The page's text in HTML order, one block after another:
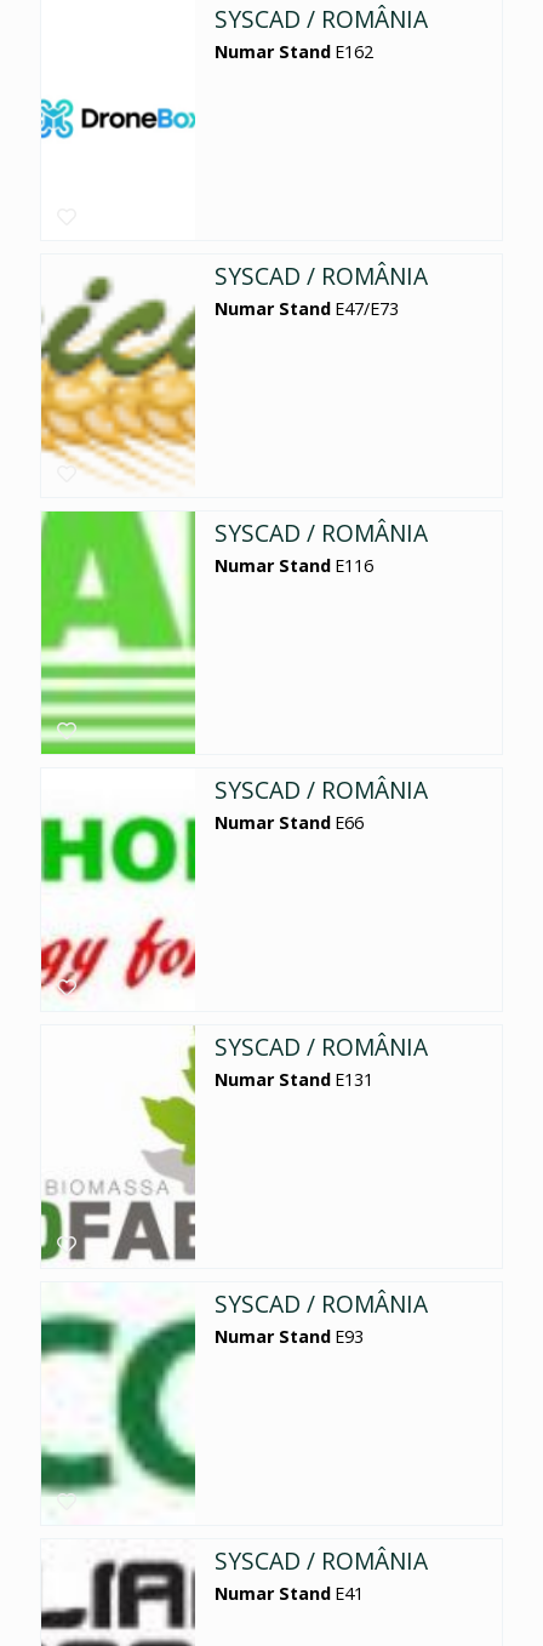
SYSCAD / ROMÂNIA
Numar Stand E162
SYSCAD / ROMÂNIA
Numar Stand E47/E73
SYSCAD / ROMÂNIA
Numar Stand E116
SYSCAD / ROMÂNIA
Numar Stand E66
SYSCAD / ROMÂNIA
Numar Stand E131
SYSCAD / ROMÂNIA
Numar Stand E93
SYSCAD / ROMÂNIA
Numar Stand E41